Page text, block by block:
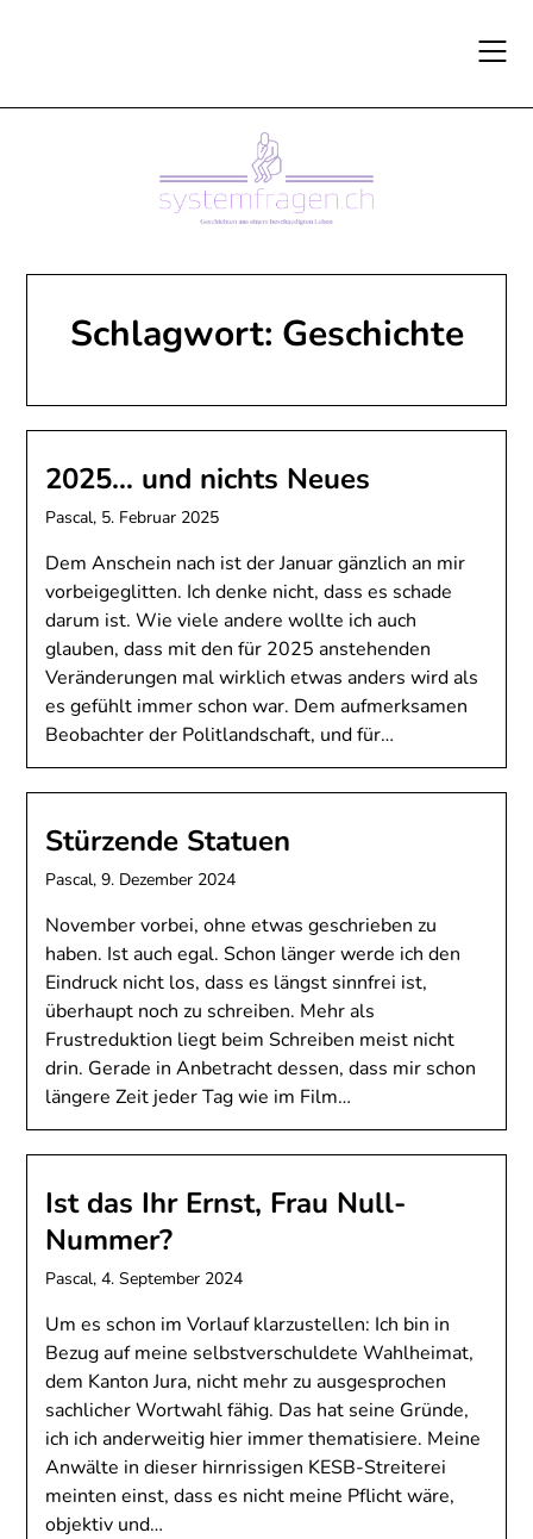
Schlagwort: Geschichte
2025… und nichts Neues
Pascal, 5. Februar 2025
Dem Anschein nach ist der Januar gänzlich an mir
vorbeigeglitten. Ich denke nicht, dass es schade
darum ist. Wie viele andere wollte ich auch
glauben, dass mit den für 2025 anstehenden
Veränderungen mal wirklich etwas anders wird als
es gefühlt immer schon war. Dem aufmerksamen
Beobachter der Politlandschaft, und für…
Stürzende Statuen
Pascal,9. Dezember 2024
November vorbei, ohne etwas geschrieben zu
haben. Ist auch egal. Schon länger werde ich den
Eindruck nicht los, dass es längst sinnfrei ist,
überhaupt noch zu schreiben. Mehr als
Frustreduktion liegt beim Schreiben meist nicht
drin. Gerade in Anbetracht dessen, dass mir schon
längere Zeit jeder Tag wie im Film…
Ist das Ihr Ernst, Frau Null-
Nummer?
Pascal,4. September 2024
Um es schon im Vorlauf klarzustellen: Ich bin in
Bezug auf meine selbstverschuldete Wahlheimat,
dem Kanton Jura, nicht mehr zu ausgesprochen
sachlicher Wortwahl fähig. Das hat seine Gründe,
ich ich anderweitig hier immer thematisiere. Meine
Anwälte in dieser hirnrissigen KESB-Streiterei
meinten einst, dass es nicht meine Pflicht wäre,
objektiv und…